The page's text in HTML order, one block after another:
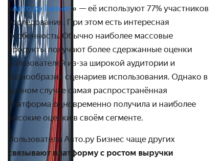
«Авто.ру Бизнес» — её используют 77% участников
исследования. При этом есть интересная
особенность. Обычно наиболее массовые
продукты получают более сдержанные оценки
пользователей из-за широкой аудитории и
разнообразия сценариев использования. Однако в
данном случае самая распространённая
платформа одновременно получила и наиболее
высокие оценки в своём сегменте.
Пользователи Авто.ру Бизнес чаще других
связывают платформу с ростом выручки